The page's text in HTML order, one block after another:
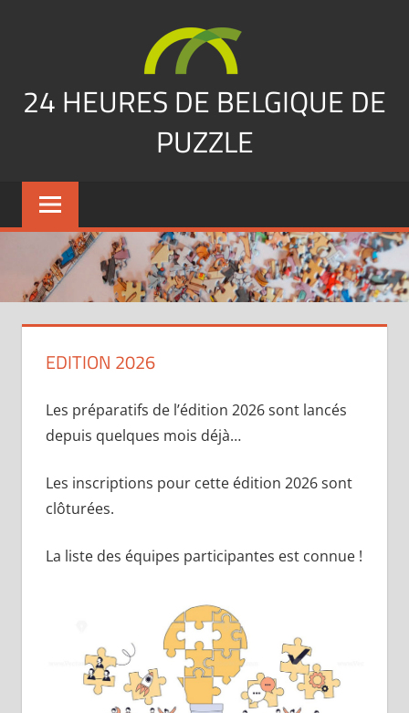
24 HEURES DE BELGIQUE DE
PUZZLE
vous
nous
manqués…
EDITION 2026
Les préparatifs de l’édition 2026 sont lancés
depuis quelques mois déjà…
Les inscriptions pour cette édition 2026 sont
clôturées.
La liste des équipes participantes est connue !